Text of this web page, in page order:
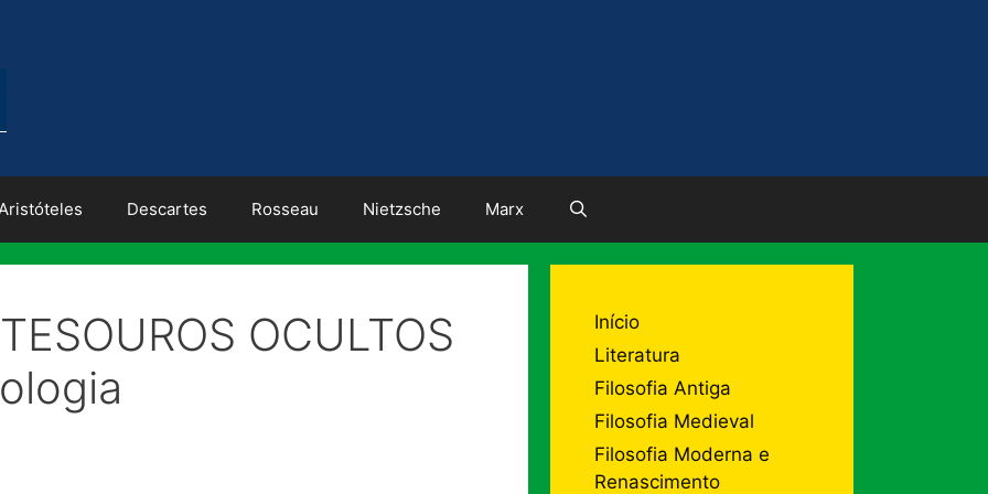
Descartes Rosseau Nietzsche Marx
OCULTOS
Início
Literatura
Filosofia Antiga
Filosofia Medieval
Filosofia Moderna e
Renascimento